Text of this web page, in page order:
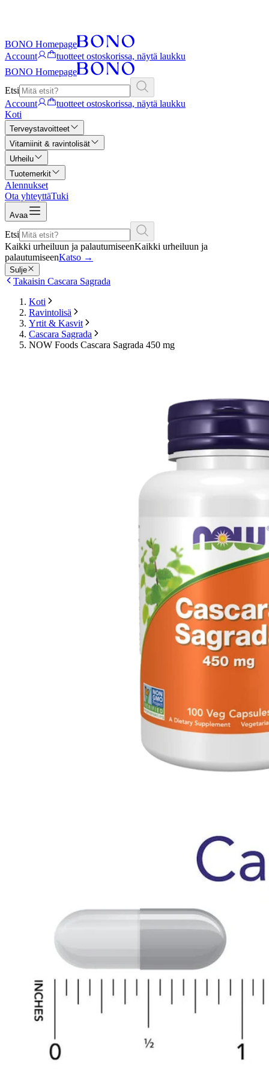
BONO Homepage
Account
tuotteet ostoskorissa, näytä laukku
BONO Homepage
Etsi
Account
tuotteet ostoskorissa, näytä laukku
Koti
Terveystavoitteet
Vitamiinit & ravintolisät
Urheilu
Tuotemerkit
Alennukset
Ota yhteyttäTuki
Avaa
Etsi
Kaikki urheiluun ja palautumiseenKaikki urheiluun ja
palautumiseenKatso →
Sulje
Takaisin Cascara Sagrada
Koti
Ravintolisä
Yrtit & Kasvit
Cascara Sagrada
NOW Foods Cascara Sagrada 450 mg